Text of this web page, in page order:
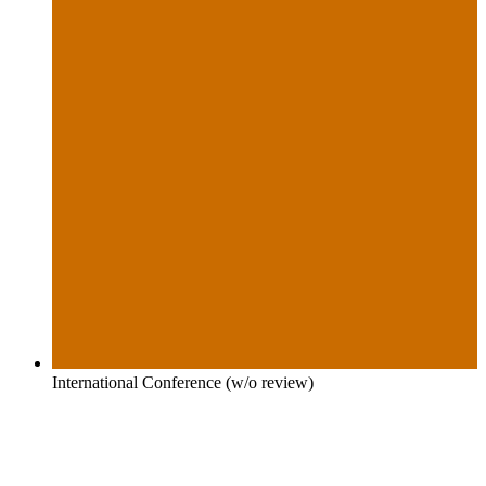
International Conference (w/o review)